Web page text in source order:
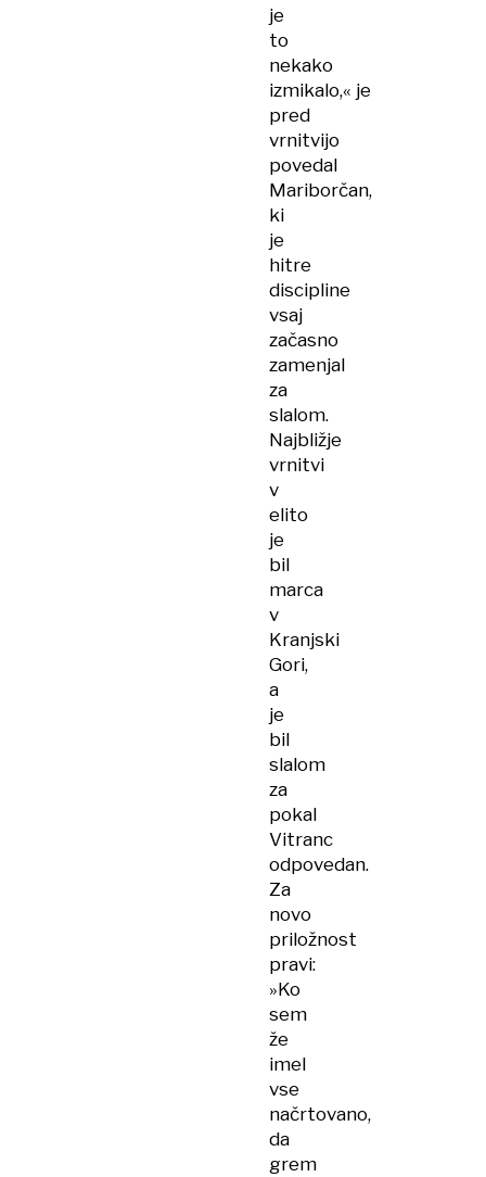
je
to
nekako
izmikalo,« je
pred
vrnitvijo
povedal
Mariborčan,
ki
je
hitre
discipline
vsaj
začasno
zamenjal
za
slalom.
Najbližje
vrnitvi
v
elito
je
bil
marca
v
Kranjski
Gori,
a
je
bil
slalom
za
pokal
Vitranc
odpovedan.
Za
novo
priložnost
pravi:
»Ko
sem
že
imel
vse
načrtovano,
da
grem